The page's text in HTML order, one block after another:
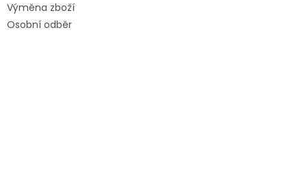
Výměna zboží
Osobní odběr